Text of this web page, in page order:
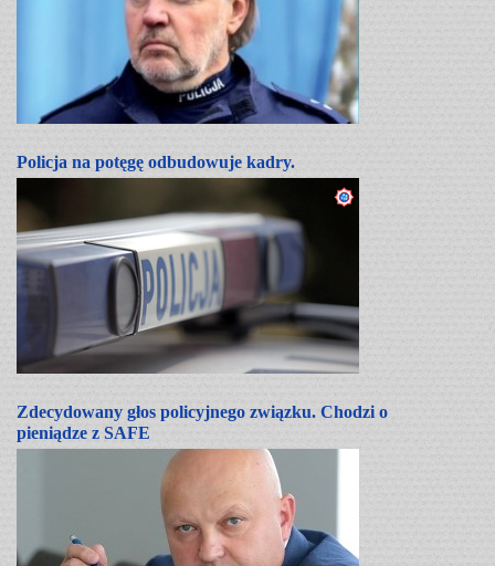
Policja na potęgę odbudowuje kadry.
Zdecydowany głos policyjnego związku. Chodzi o
pieniądze z SAFE